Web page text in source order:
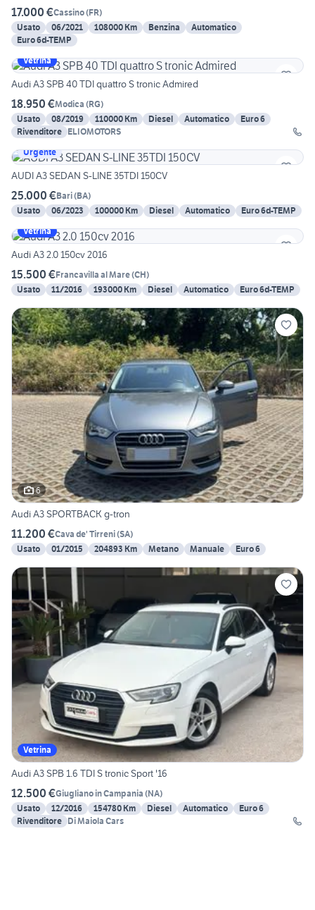
17.000 €Cassino(FR)
Usato
06/2021 108000 Km Benzina
Automatico
Euro 6d-TEMP
Vetrina
Audi A3 SPB 40 TDI quattro S tronic Admired
18.950 €Modica (RG)
Usato
08/2019 110000 Km Diesel Automatico
Euro 6
Rivenditore ELIOMOTORS
Urgente
AUDI A3 SEDAN S-LINE 35TDI 150CV
25.000 €Bari(BA)
Usato
06/2023 100000 Km Diesel Automatico
Euro 6d-TEMP
Vetrina
Audi A3 2.0 150cv 2016
15.500 €Francavilla al Mare(CH)
Usato
11/2016 193000 Km Diesel Automatico Euro 6d-TEMP
6
Audi A3 SPORTBACK g-tron
11.200 €Cava de' Tirreni(SA)
Usato
01/2015 204893 Km Metano Manuale Euro 6
Vetrina
Audi A3 SPB 1.6 TDI S tronic Sport '16
12.500 €Giugliano in Campania (NA)
Usato
12/2016 154780 Km Diesel Automatico
Euro 6
Rivenditore Di Maiola Cars